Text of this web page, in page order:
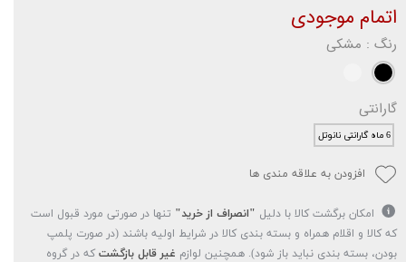
اتمام موجودی
رنگ : مشکی
گارانتی
6 ماه گارانتی نانوتل
افزودن به علاقه مندی ها
امکان برگشت کالا با دلیل "انصراف از خرید" تنها در صورتی مورد قبول است
که کالا و اقلام همراه و بسته بندی کالا در شرایط اولیه باشند (در صورت پلمپ
بودن، بسته بندی نباید باز شود). همچنین لوازم غیر قابل بازگشت که در گروه